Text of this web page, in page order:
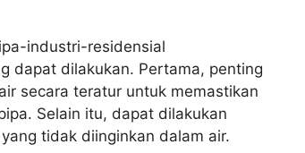
dapat dilakukan. Pertama, penting
secara teratur untuk memastikan
Selain itu, dapat dilakukan
tidak diinginkan dalam air.